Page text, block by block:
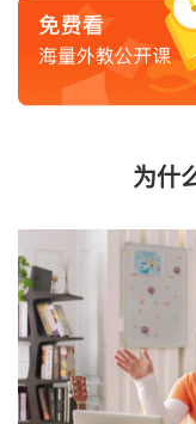
为什